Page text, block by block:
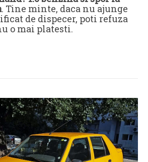
. Tine minte, daca nu ajunge
de dispecer, poti refuza
o mai platesti.